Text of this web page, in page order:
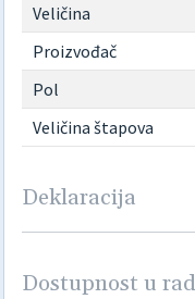
Veličina
Proizvođač
Pol
Veličina štapova
Deklaracija
Dostupnost u